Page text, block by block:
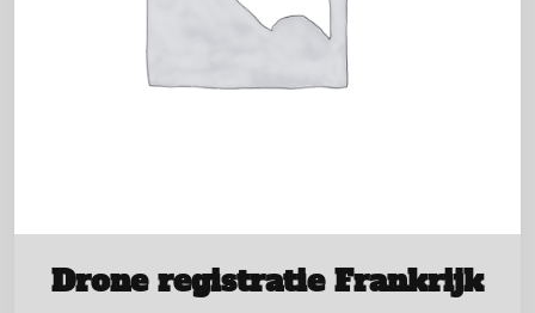
Drone registratie Frankrijk